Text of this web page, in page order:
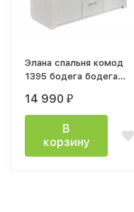
Элана спальня комод
1395 бодега бодега
14 990 ₽
В
корзину